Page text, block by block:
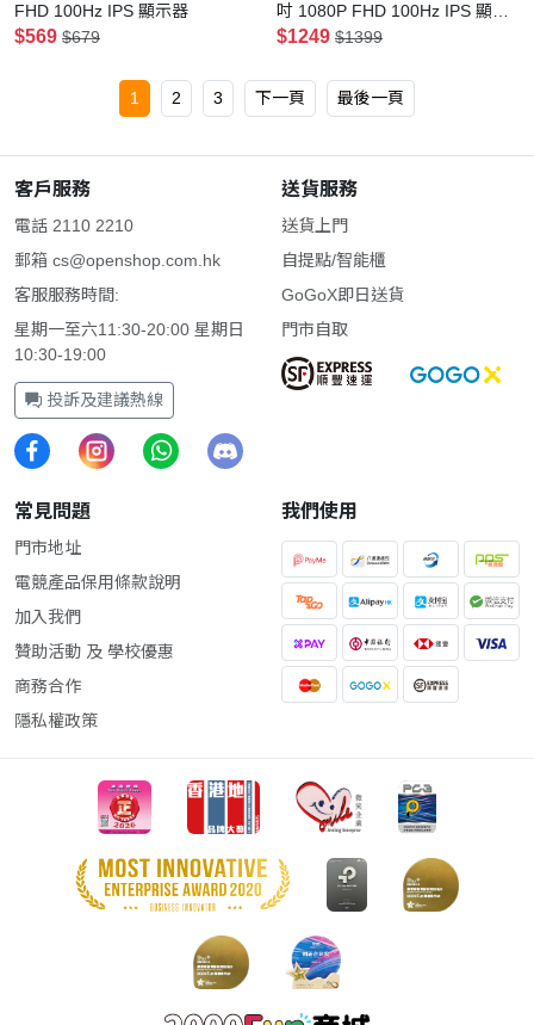
FHD 100Hz IPS 顯示器
$569 $679
吋 1080P FHD 100Hz IPS 顯示
器
$1249 $1399
1 2 3 下一頁 最後一頁
客戶服務
電話 2110 2210
郵箱 cs@openshop.com.hk
客服服務時間:
星期一至六11:30-20:00 星期日
10:30-19:00
投訴及建議熱線
送貨服務
送貨上門
自提點/智能櫃
GoGoX即日送貨
門市自取
常見問題
門市地址
電競產品保用條款說明
加入我們
贊助活動 及 學校優惠
商務合作
隱私權政策
我們使用